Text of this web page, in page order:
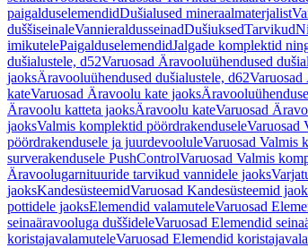
paigalduselemendidDušialused mineraalmaterjalist
duššiseinaleVannieraldusseinadDušiuksedTarvikud
imikutelePaigalduselemendidJalgade komplektid
dušialustele, d52Varuosad Äravooluühendused
jaoksÄravooluühendused dušialustele, d62Varuosad
kateVaruosad Äravoolu kate jaoks
Äravoolu katteta jaoksÄravoolu kateVaruosad
jaoksValmis komplektid pöördrakenduseleVaruosad
pöördrakendusele ja juurdevooluleVaruosad Valmis
surverakendusele PushControlVaruosad Valmis
Äravoolugarnituuride tarvikud vannidele jaoks
jaoksKandesüsteemidVaruosad Kandesüsteemid
pottidele jaoksElemendid valamuteleVaruosad
seinaäravooluga duššideleVaruosad Elemendid
koristajavalamuteleVaruosad Elemendid